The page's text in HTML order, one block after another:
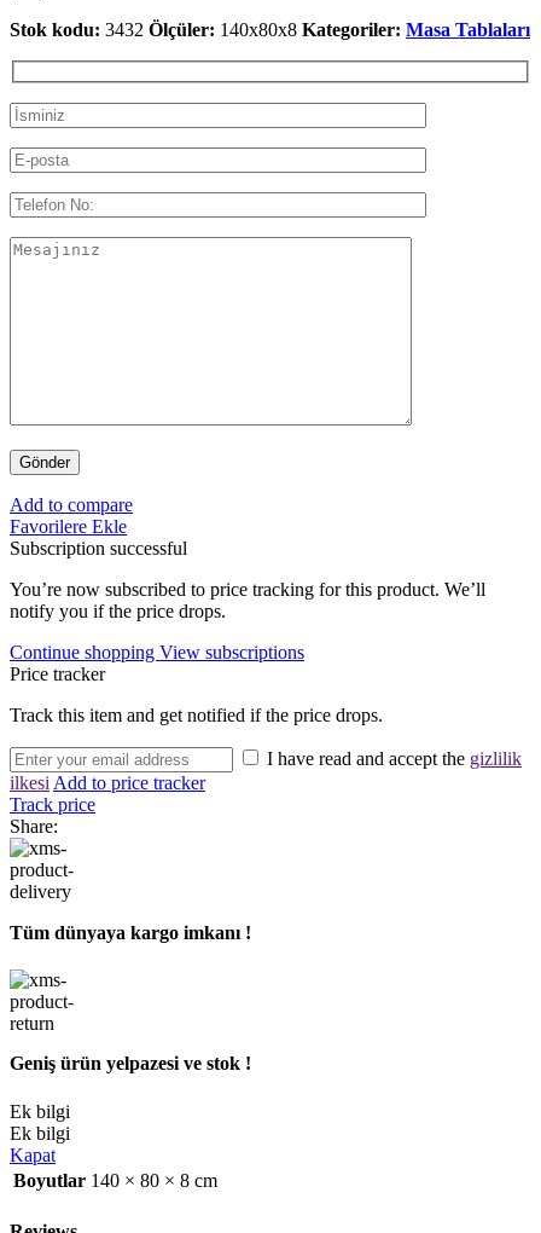
Stok kodu: 3432 Ölçüler: 140x80x8 Kategoriler: Masa Tablaları
Add to compare
Favorilere Ekle
Subscription successful
You’re now subscribed to price tracking for this product. We’ll
notify you if the price drops.
Continue shopping View subscriptions
Price tracker
Track this item and get notified if the price drops.
I have read and accept the gizlilik
ilkesiAdd to price tracker
Track price
Share:
Tüm dünyaya kargo imkanı !
Geniş ürün yelpazesi ve stok !
Ek bilgi
Ek bilgi
Kapat
Boyutlar 140 × 80 × 8 cm